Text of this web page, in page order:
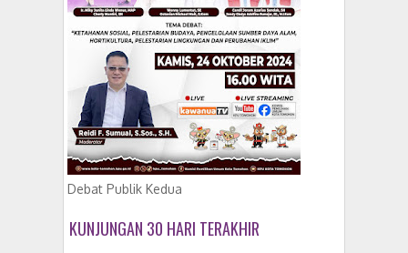
Debat Publik Kedua
KUNJUNGAN 30 HARI TERAKHIR